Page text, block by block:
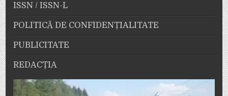
ISSN / ISSN-L
POLITICĂ DE CONFIDENȚIALITATE
PUBLICITATE
REDACȚIA